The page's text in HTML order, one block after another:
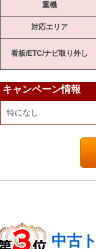
重機
対応エリア
看板/ETC/ナビ取り外し
キャンペーン情報
特になし
中古